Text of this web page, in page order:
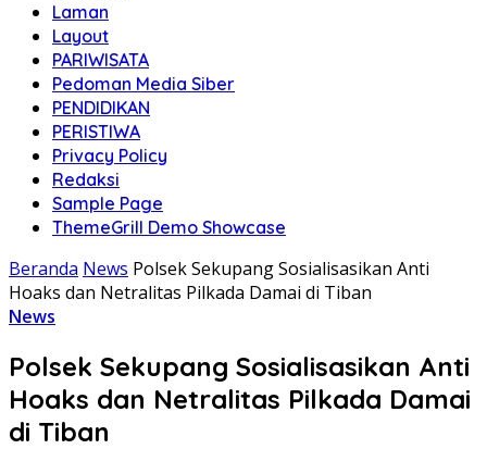
Laman
Layout
PARIWISATA
Pedoman Media Siber
PENDIDIKAN
PERISTIWA
Privacy Policy
Redaksi
Sample Page
ThemeGrill Demo Showcase
Beranda News Polsek Sekupang Sosialisasikan Anti
Hoaks dan Netralitas Pilkada Damai di Tiban
News
Polsek Sekupang Sosialisasikan Anti
Hoaks dan Netralitas Pilkada Damai
di Tiban